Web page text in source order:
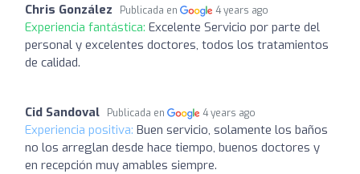
Chris González Publicada en 4 years ago
Experiencia fantástica: Excelente Servicio por parte del
personal y excelentes doctores, todos los tratamientos
de calidad.
Cid Sandoval Publicada en 4 years ago
Experiencia positiva: Buen servicio, solamente los baños
no los arreglan desde hace tiempo, buenos doctores y
en recepción muy amables siempre.